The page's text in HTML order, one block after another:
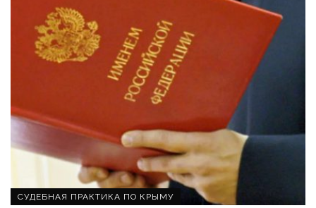
СУДЕБНАЯ ПРАКТИКА ПО КРЫМУ